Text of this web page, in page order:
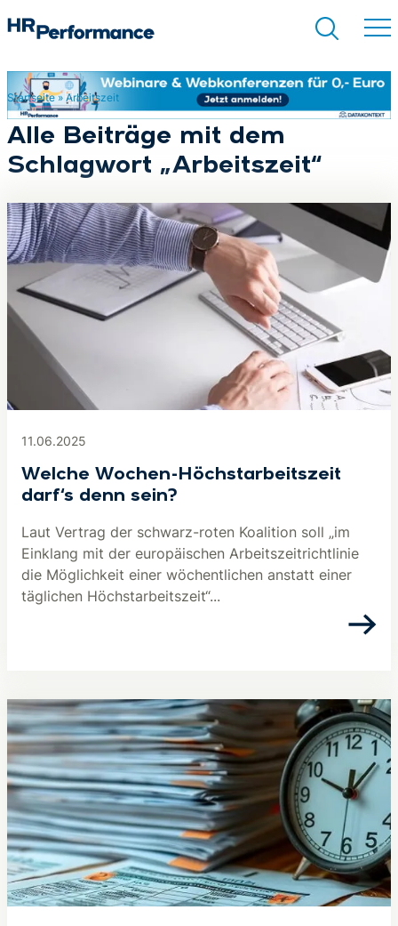
Suchen
Startseite» Arbeitszeit
Alle Beiträge mit dem
Schlagwort „Arbeitszeit“
11.06.2025
Welche Wochen-Höchstarbeitszeit
darf‘s denn sein?
Laut Vertrag der schwarz-roten Koalition soll „im
Einklang mit der europäischen Arbeitszeitrichtlinie
die Möglichkeit einer wöchentlichen anstatt einer
täglichen Höchstarbeitszeit“...